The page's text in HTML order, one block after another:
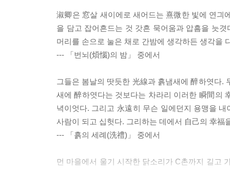
淑卿은 窓살 새이에로 새어드는 熹微한 빛에 연긔
을 담고 잡어흔드는 것 갓흔 묵어움과 압흠을 늣
머리를 손으로 눌은 채로 간밤에 생각하든 생각을
--- 「번뇌(煩惱)의 밤」 중에서
그들은 봄날의 땃듯한 光線과 흙냄새에 醉하엿다.
새에 醉하엿다는 것보다는 차라리 이러한 瞬間의
녁이엇다. 그리고 永遠히 무슨 일에던지 용맹을
사람이 되고 십헛다. 그리하는 데에서 自己의 幸福
--- 「흙의 세례(洗禮)」 중에서
먼 마을에서 울기 시작한 닭소리가 C촌까지 길고